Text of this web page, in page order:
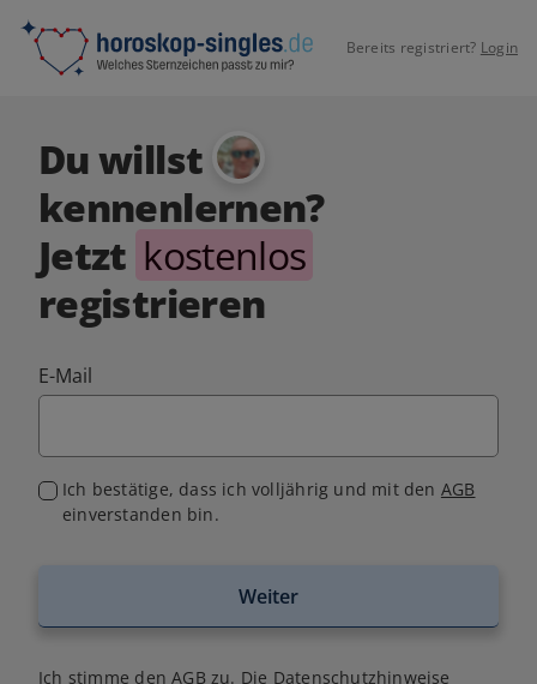
Bereits registriert? Login
Du willst
kennenlernen?
Jetzt kostenlos
registrieren
E-Mail
Ich bestätige, dass ich volljährig und mit den AGB
einverstanden bin.
Weiter
Ich stimme denAGB zu. Die Datenschutzhinweise